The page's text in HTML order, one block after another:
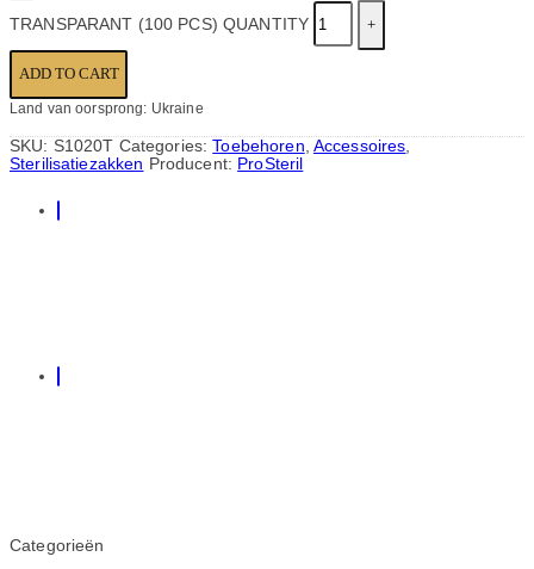
TRANSPARANT (100 PCS) QUANTITY
ADD TO CART
Land van oorsprong: Ukraine
SKU: S1020T Categories:Toebehoren Accessoires
Sterilisatiezakken Producent: ProSteril
Categorieën